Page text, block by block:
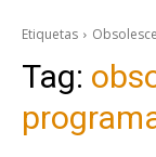
Etiquetas
Tag: